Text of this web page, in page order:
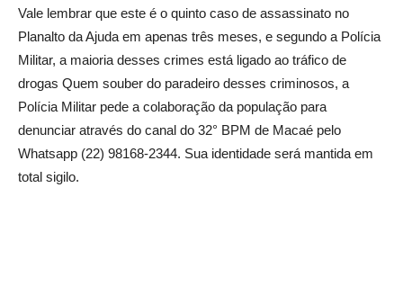
Vale lembrar que este é o quinto caso de assassinato no
Planalto da Ajuda em apenas três meses, e segundo a Polícia
Militar, a maioria desses crimes está ligado ao tráfico de
drogas Quem souber do paradeiro desses criminosos, a
Polícia Militar pede a colaboração da população para
denunciar através do canal do 32° BPM de Macaé pelo
Whatsapp (22) 98168-2344. Sua identidade será mantida em
total sigilo.